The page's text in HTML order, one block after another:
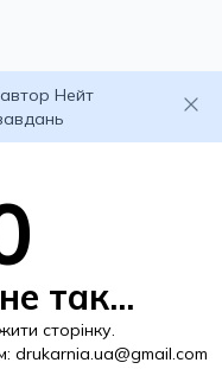
Нейт
так...
сторінку.
drukarnia.ua@gmail.com